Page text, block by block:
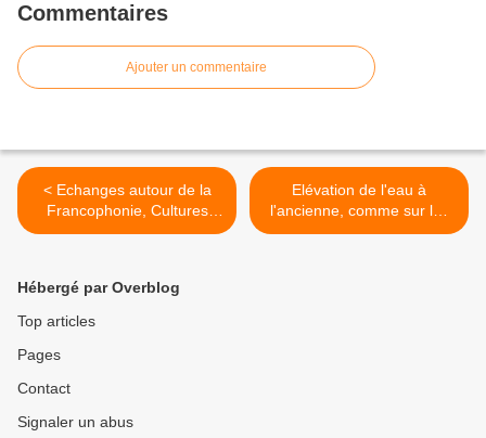
Commentaires
Ajouter un commentaire
< Echanges autour de la
Francophonie, Cultures
Croisées, les langues
Elévation de l'eau à
l'ancienne, comme sur les
dessins de Léonard... >
Hébergé par Overblog
Top articles
Pages
Contact
Signaler un abus